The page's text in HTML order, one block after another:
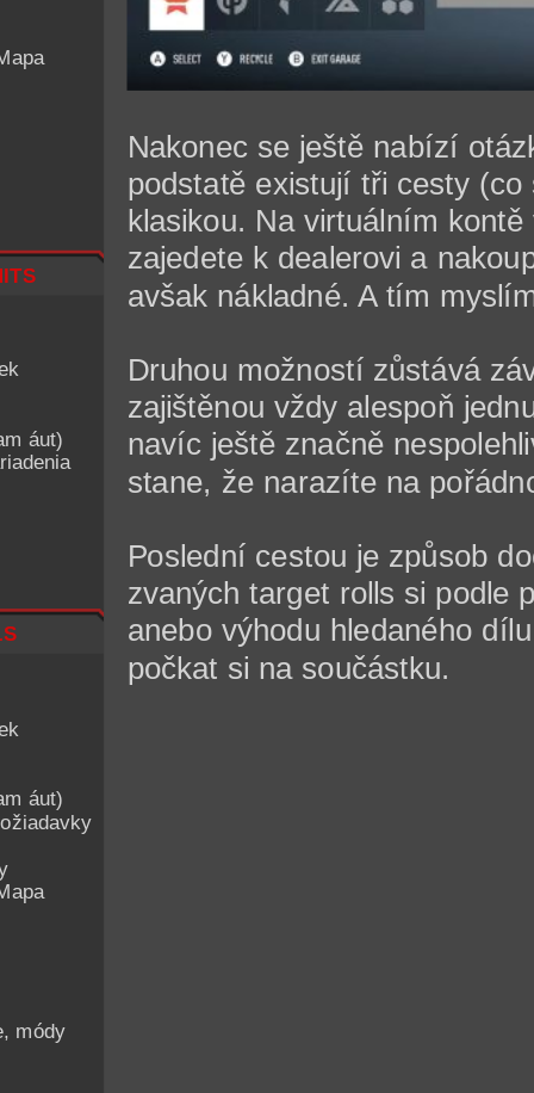
áut)
áut)
módy
Nakonec se ještě nabízí
podstatě existují tři cesty
klasikou. Na virtuálním
zajedete k dealerovi a
avšak nákladné. A tím
Druhou možností zůstává
zajištěnou vždy alespoň
navíc ještě značně
stane, že narazíte na
Poslední cestou je způsob
zvaných target rolls si podle
anebo výhodu hledaného
počkat si na součástku.